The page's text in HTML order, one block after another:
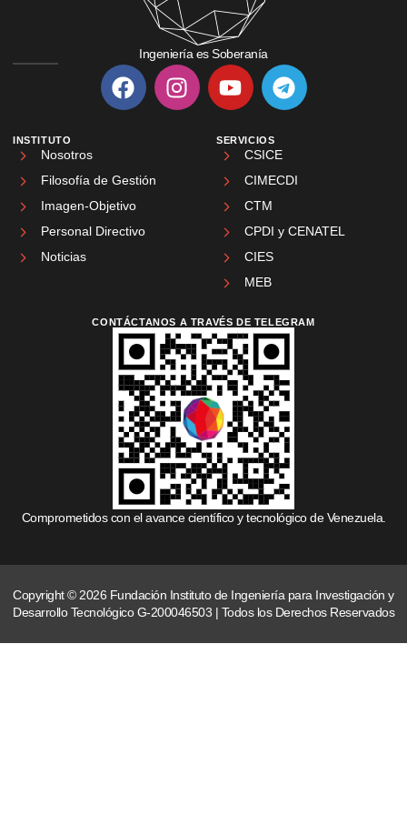
Ingeniería es Soberanía
INSTITUTO
Nosotros
Filosofía de Gestión
Imagen-Objetivo
Personal Directivo
Noticias
SERVICIOS
CSICE
CIMECDI
CTM
CPDI y CENATEL
CIES
MEB
CONTÁCTANOS A TRAVÉS DE TELEGRAM
Comprometidos con el avance científico y tecnológico de Venezuela.
Copyright © 2026 Fundación Instituto de Ingeniería para Investigación y
Desarrollo Tecnológico G-200046503 | Todos los Derechos Reservados